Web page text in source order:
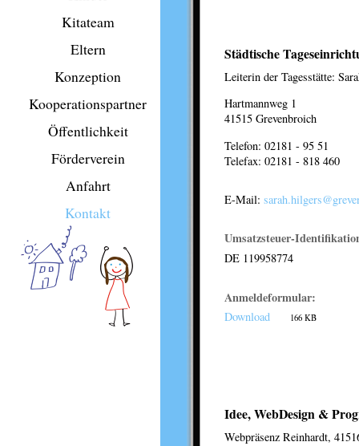
Städtische
Leiterin der Tagesstätte:
Hartmannweg 1
41515 Grevenbroich
Telefon: 02181 - 95 51
Telefax: 02181 - 818 460
E-Mail:
Umsatzsteuer-
DE 119958774
Anmeldeformular:
Download 166 KB
Idee, WebDesign &
Webpräsenz Reinhardt,
Kitateam
Eltern
Konzeption
Kooperationspartner
Öffentlichkeit
Förderverein
Anfahrt
Kontakt